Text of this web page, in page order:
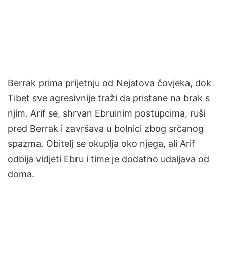
Berrak prima prijetnju od Nejatova čovjeka, dok
Tibet sve agresivnije traži da pristane na brak s
njim. Arif se, shrvan Ebruinim postupcima, ruši
pred Berrak i završava u bolnici zbog srčanog
spazma. Obitelj se okuplja oko njega, ali Arif
odbija vidjeti Ebru i time je dodatno udaljava od
doma.